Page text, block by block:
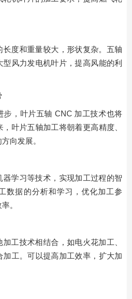
长度和重量较大，形状复杂。五轴
风力发电机叶片，提高风能的利
步，叶片五轴 CNC 加工技术也将
叶片五轴加工将朝着更高精度、
向发展。
器学习等技术，实现加工过程的智
数据的分析和学习，优化加工参
。
工技术相结合，如电火花加工、
加工。可以提高加工效率，扩大加